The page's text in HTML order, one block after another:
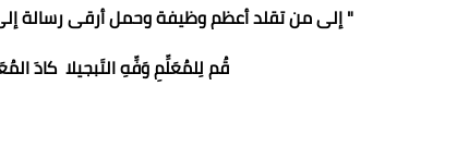
" إلى من تقلد أعظم وظيفة وحمل أرقى رسالة
قُم لِلمُعَلِّمِ وَفِّهِ التَبجيلا كادَ